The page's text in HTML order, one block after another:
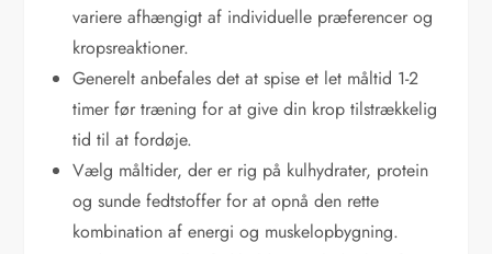
variere afhængigt af individuelle præferencer og
kropsreaktioner.
Generelt anbefales det at spise et let måltid 1-2
timer før træning for at give din krop tilstrækkelig
tid til at fordøje.
Vælg måltider, der er rig på kulhydrater, protein
og sunde fedtstoffer for at opnå den rette
kombination af energi og muskelopbygning.